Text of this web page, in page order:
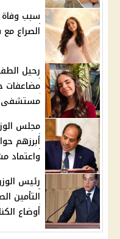
سبب وفاة
الصراع
رحيل
مضاعفات
مستشفى
أبرزهم
واعتماد
رئيس
التأمين
أوضاع